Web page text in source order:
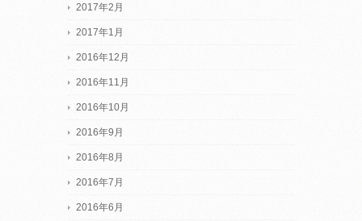
2017年2月
2017年1月
2016年12月
2016年11月
2016年10月
2016年9月
2016年8月
2016年7月
2016年6月